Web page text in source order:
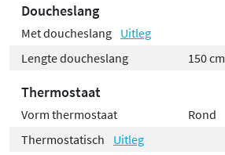
Doucheslang
Met doucheslang Uitleg
Lengte doucheslang
150 cm
Thermostaat
Vorm thermostaat
Rond
Thermostatisch
Uitleg